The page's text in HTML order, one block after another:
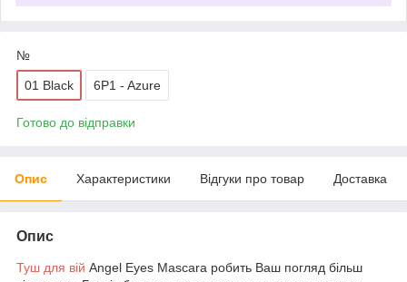
№
01 Black 6P1 - Azure
Готово до відправки
Опис Характеристики Відгуки про товар Доставка
Опис
Туш для вій Angel Eyes Mascara робить Ваш погляд більш